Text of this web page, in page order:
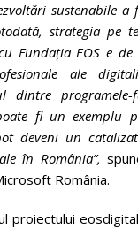
sustenabile a
strategia pe
Fundația EOS e
ale
dintre
fi un exemplu
deveni un
în România”,
România.
proiectului